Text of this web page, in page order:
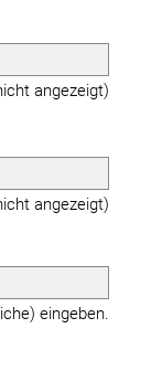
angezeigt)
angezeigt)
eingeben.